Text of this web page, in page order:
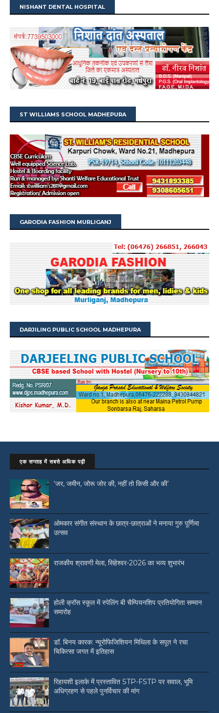
NISHANT DENTAL HOSPITAL
ST WILLIAMS SCHOOL MADHEPURA
GARODIA FASHION MURLIGANJ
DARJILING PUBLIC SCHOOL MADHEPURA
एक सप्ताह में सबसे अधिक पढ़ी
‘जर, जमीन, जोरू जोर की, नहीं तो किसी और की’
ओमकार संगीत संस्थान के छात्र-छात्राओं ने मनाया गुरु पूर्णिमा
उत्सव
राजकीय श्रावणी मेला, सिंहेश्वर-2026 का भव्य शुभारंभ
होली क्रॉस स्कूल में स्पेलिंग बी चैम्पियनशिप प्रतियोगिता सम्मान
समारोह
डॉ. बिनय कारक: न्यूरोफिजिशियन मिथिला के सपूत ने रचा
चिकित्सा जगत में इतिहास
रिहायशी इलाके में प्रस्तावित STP-FSTP पर सवाल, भूमि
अधिग्रहण से पहले पुनर्विचार की मांग